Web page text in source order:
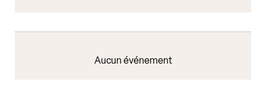
Aucun événement